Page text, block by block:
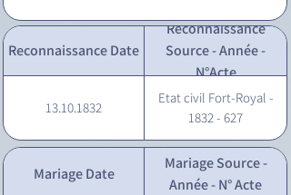
Reconnaissance Date
Reconnaissance
Source - Année -
N°Acte
13.10.1832
Etat civil Fort-Royal -
1832 - 627
Mariage Date
Mariage Source -
Année - N° Acte